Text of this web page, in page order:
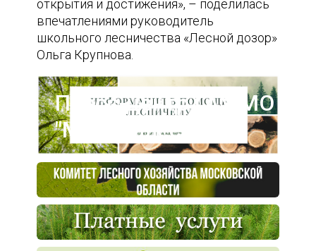
открытия и достижения», – поделилась
впечатлениями руководитель
школьного лесничества «Лесной дозор»
Ольга Крупнова.
Пресс-центр ГАУ МО
"Мособллес"